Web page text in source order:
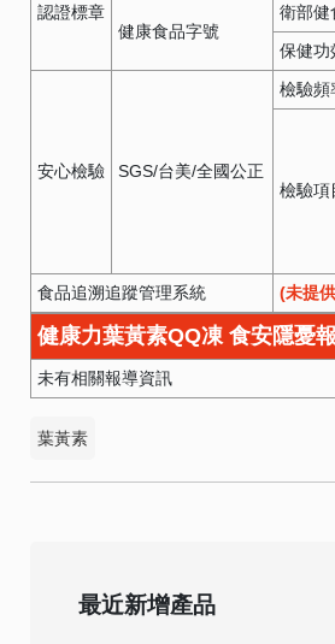
認證標章
健康食品字號
衛部健
保健功
安心檢驗 SGS/台美/全國公正
檢驗頻
檢驗項
食品追溯追蹤管理系統
(未提
健康力葉黃素QQ凍 食安隱憂
未有相關報導資訊
葉黃素
最近新增產品